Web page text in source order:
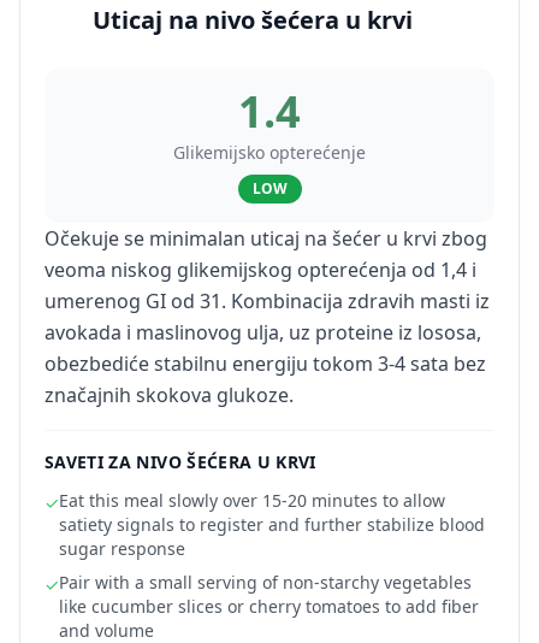
Uticaj na nivo šećera u krvi
1.4
Glikemijsko opterećenje
LOW
Očekuje se minimalan uticaj na šećer u krvi zbog
veoma niskog glikemijskog opterećenja od 1,4 i
umerenog GI od 31. Kombinacija zdravih masti iz
avokada i maslinovog ulja, uz proteine iz lososa,
obezbediće stabilnu energiju tokom 3-4 sata bez
značajnih skokova glukoze.
SAVETI ZA NIVO ŠEĆERA U KRVI
✓Eat this meal slowly over 15-20 minutes to allow
satiety signals to register and further stabilize blood
sugar response
✓Pair with a small serving of non-starchy vegetables
like cucumber slices or cherry tomatoes to add fiber
and volume